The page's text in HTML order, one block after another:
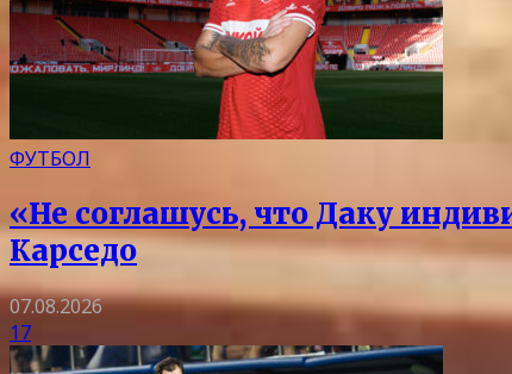
ФУТБОЛ
«Не соглашусь, что Даку
Карседо
07.08.2026
17